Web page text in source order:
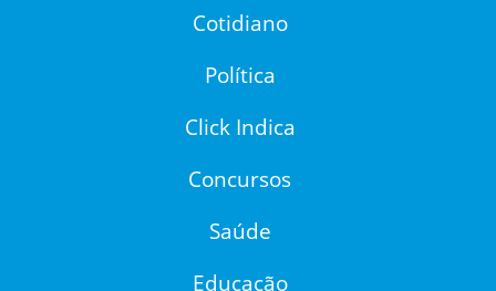
Cotidiano
Política
Click Indica
Concursos
Saúde
Educação